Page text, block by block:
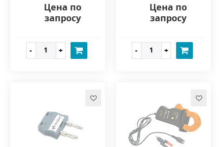
Цена по
запросу
Цена по
запросу